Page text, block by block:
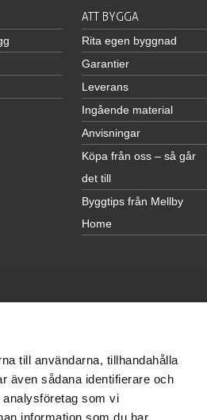
till användarna, tillhandahålla
även sådana identifierare och
som vi
ATT BYGGA
Rita egen byggnad
Garantier
Leverans
Ingående material
Anvisningar
Köpa från oss – så går
det till
Byggtips från Mellby
Home